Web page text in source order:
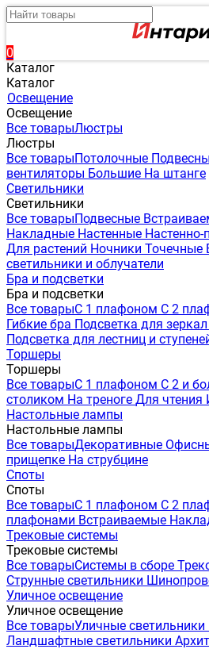
0
Каталог
Каталог
Освещение
Освещение
Все товарыЛюстры
Люстры
Все товарыПотолочные
вентиляторы Большие На штанге
Светильники
Светильники
Все товарыПодвесные
Накладные Настенные
Для растений Ночники Точечные
светильники и облучатели
Бра и подсветки
Бра и подсветки
Все товарыС 1 плафоном С 2
Гибкие бра Подсветка для зеркал
Подсветка для лестниц и
Торшеры
Торшеры
Все товарыС 1 плафоном С 2 и
столиком На треноге Для чтения
Настольные лампы
Настольные лампы
Все товарыДекоративные
прищепке На струбцине
Споты
Споты
Все товарыС 1 плафоном С 2
плафонами Встраиваемые
Трековые системы
Трековые системы
Все товарыСистемы в сборе
Струнные светильники
Уличное освещение
Уличное освещение
Все товарыУличные светильники
Ландшафтные светильники